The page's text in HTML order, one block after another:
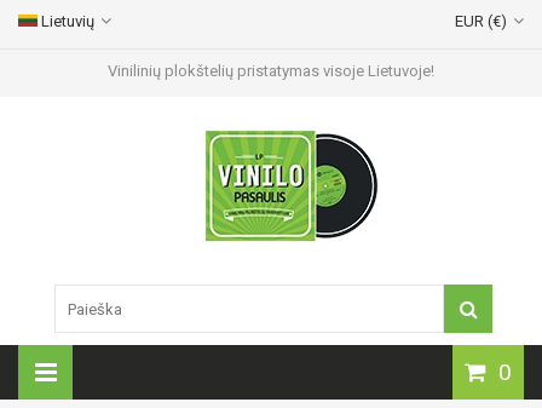
Vinilinių plokštelių pristatymas visoje Lietuvoje!
EUR (€)
Lietuvių
0